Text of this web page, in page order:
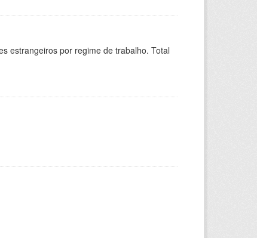
estrangeiros por regime de trabalho. Total